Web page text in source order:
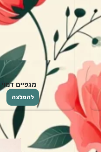
מגפיים דמוי
להמלצה